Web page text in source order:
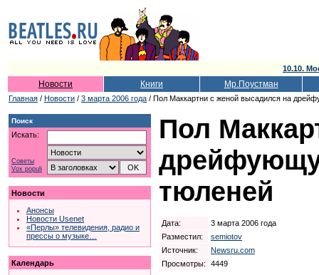
10.10.
Новости Книги Мр.Поустман
Главная / Новости / 3 марта 2006 года / Пол Маккартни с женой высадился на
Поиск
Искать:
Советы
Vox populi
Новости
Анонсы
Новости Usenet
«Перлы» телевидения, радио и
прессы о музыке…
Календарь
Пол
тюленей
Дата:
3 марта 2006 года
Разместил:
semiotov
Источник:
Newsru.com
Просмотры:
4449